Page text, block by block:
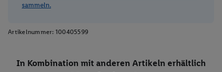
sammeln.
Artikelnummer: 100405599
In Kombination mit anderen Artikeln erhältlich